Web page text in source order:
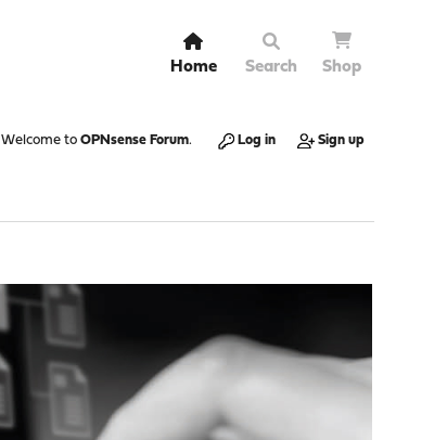
Home Search Shop
Welcome to OPNsense Forum. Log in Sign up